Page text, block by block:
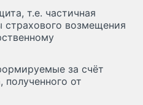
т.е. частичная
страхового возмещения
за счёт
от